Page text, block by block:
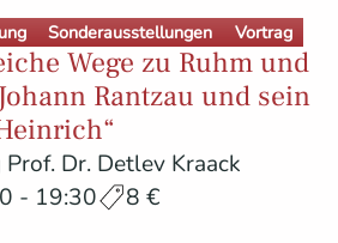
Sonderausstellungen Vortrag
Wege zu Ruhm und
Rantzau und sein
Dr. Detlev Kraack
- 19:30
8 €